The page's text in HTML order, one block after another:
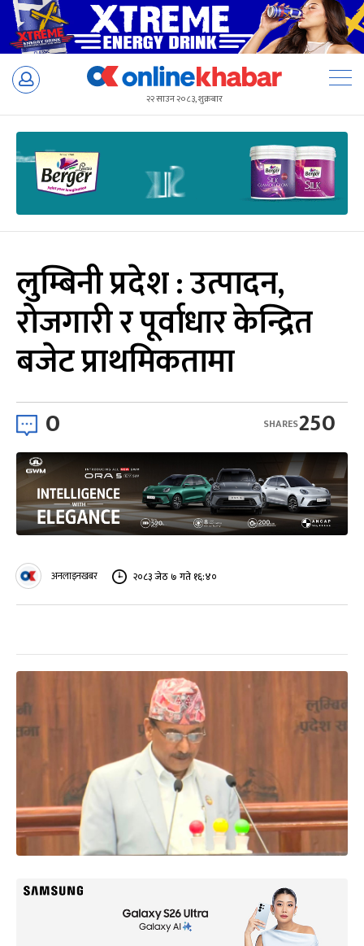
Skip
२२ साउन २०८३, शुक्रबार
लुम्बिनी प्रदेश : उत्पादन,
रोजगारी र पूर्वाधार केन्द्रित
बजेट प्राथमिकतामा
0 250
SHARES
अनलाइनखबर २०८३ जेठ ७ गते १६:४०